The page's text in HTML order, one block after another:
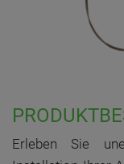
Erleben Sie